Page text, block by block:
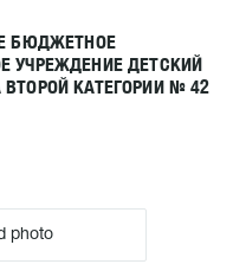
БЮДЖЕТНОЕ
УЧРЕЖДЕНИЕ ДЕТСКИЙ
КАТЕГОРИИ № 42
photo